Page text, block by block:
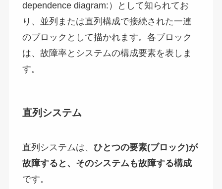
dependence diagram:）として知られてお
り、並列または直列構成で接続された一連
のブロックとして描かれます。各ブロック
は、故障率とシステムの構成要素を表しま
す。
直列システム
直列システムは、 ひとつの要素(ブロック)が
故障すると、そのシステムも故障する構成
です。